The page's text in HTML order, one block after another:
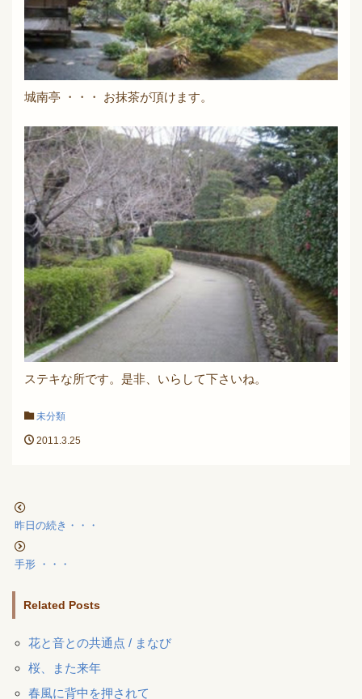
城南亭 ・・・ お抹茶が頂けます。
ステキな所です。是非、いらして下さいね。
未分類
2011.3.25
昨日の続き・・・
手形 ・・・
Related Posts
花と音との共通点 / まなび
桜、また来年
春風に背中を押されて